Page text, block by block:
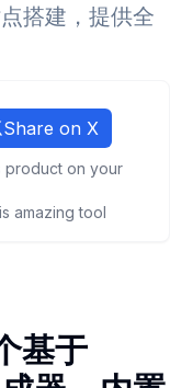
搭建，提供全
Share on X
product on your
amazing tool
基于